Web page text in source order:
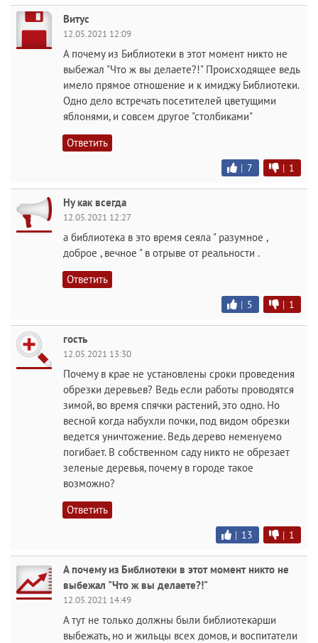
Витус
12.05.2021 12:09
А почему из Библиотеки в этот момент никто не
выбежал "Что ж вы делаете?!" Происходящее ведь
имело прямое отношение и к имиджу Библиотеки.
Одно дело встречать посетителей цветущими
яблонями, и совсем другое "столбиками"
Ответить
| 7 | 1
Ну как всегда
12.05.2021 12:27
а библиотека в это время сеяла " разумное ,
доброе , вечное " в отрыве от реальности .
Ответить
| 5 | 1
гость
12.05.2021 13:30
Почему в крае не установлены сроки проведения
обрезки деревьев? Ведь если работы проводятся
зимой, во время спячки растений, это одно. Но
весной когда набухли почки, под видом обрезки
ведется уничтожение. Ведь дерево неменуемо
погибает. В собственном саду никто не обрезает
зеленые деревья, почему в городе такое
возможно?
Ответить
| 13 | 1
А почему из Библиотеки в этот момент никто не
выбежал "Что ж вы делаете?!"
12.05.2021 14:49
А тут не только должны были библиотекарши
выбежать, но и жильцы всех домов, и воспитатели